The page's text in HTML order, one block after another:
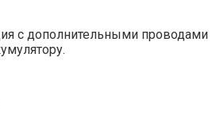
с дополнительными проводами